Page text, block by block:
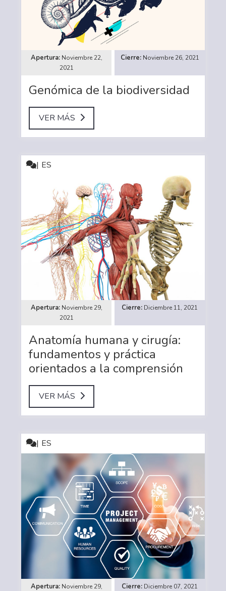
Noviembre 22,
2021
Noviembre 26, 2021
Genómica de la biodiversidad
VER MÁS
ES
Noviembre 29,
2021
Diciembre 11, 2021
Anatomía humana y cirugía:
fundamentos y práctica
orientados a la comprensión
VER MÁS
ES
Noviembre 29,
Diciembre 07, 2021